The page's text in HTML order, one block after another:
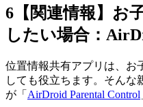
6 【関連情報】お
したい場合：
位置情報共有アプリは、お
しても役立ちます。そんな
が「 AirDroid Parental Control